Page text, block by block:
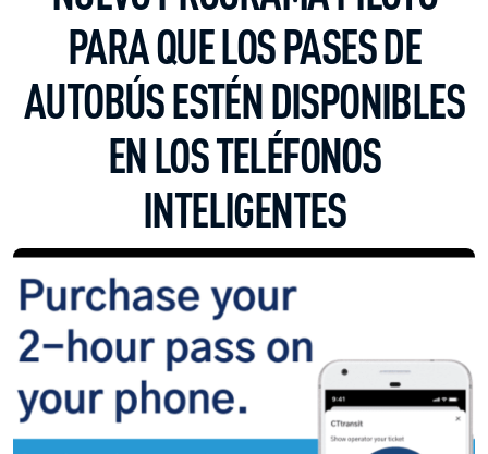
PARA QUE LOS PASES DE
AUTOBÚS ESTÉN DISPONIBLES
EN LOS TELÉFONOS
INTELIGENTES